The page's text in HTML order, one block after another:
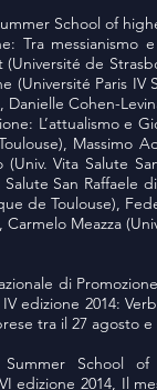
School of
Tra
de
(Université Paris
Danielle Cohen-
L’attualismo e
Massimo
(Univ. Vita Salute
Salute San Raffaele
de Toulouse),
Meazza
di
edizione 2014:
tra il 27 agosto
School of
edizione 2014, Il